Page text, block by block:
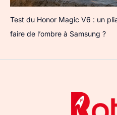
Test du Honor Magic V6 : un
faire de l’ombre à Samsung ?